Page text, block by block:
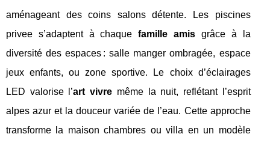
aménageant des coins salons détente. Les piscines
privee s’adaptent à chaquefamille amis grâce à la
diversité des espaces : salle manger ombragée, espace
jeux enfants, ou zone sportive. Le choix d’éclairages
LED valorise l’art vivre même la nuit, reflétant l’esprit
alpes azur et la douceur variée de l’eau. Cette approche
transforme la maison chambres ou villa en un modèle